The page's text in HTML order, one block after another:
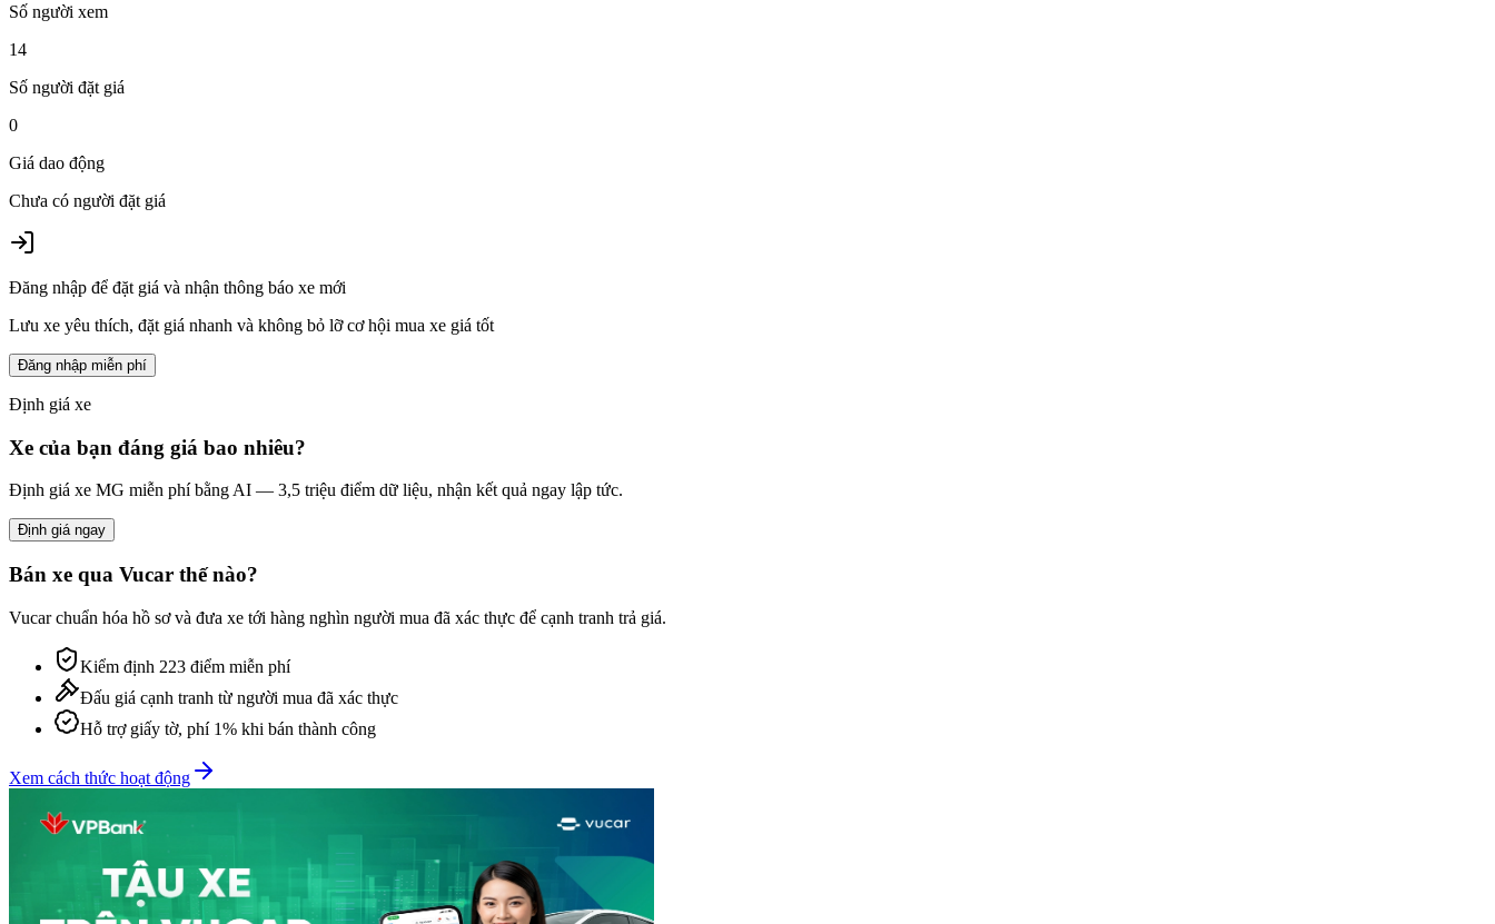
Số người xem
14
Số người đặt giá
0
Giá dao động
Chưa có người đặt giá
Đăng nhập để đặt giá và nhận thông báo xe mới
Lưu xe yêu thích, đặt giá nhanh và không bỏ lỡ cơ hội mua xe giá tốt
Đăng nhập miễn phí
Định giá xe
Xe của bạn đáng giá bao nhiêu?
Định giá xe MG miễn phí bằng AI — 3,5 triệu điểm dữ liệu, nhận kết quả ngay lập tức.
Định giá ngay
Bán xe qua Vucar thế nào?
Vucar chuẩn hóa hồ sơ và đưa xe tới hàng nghìn người mua đã xác thực để cạnh tranh trả giá.
Kiểm định 223 điểm miễn phí
Đấu giá cạnh tranh từ người mua đã xác thực
Hỗ trợ giấy tờ, phí 1% khi bán thành công
Xem cách thức hoạt động